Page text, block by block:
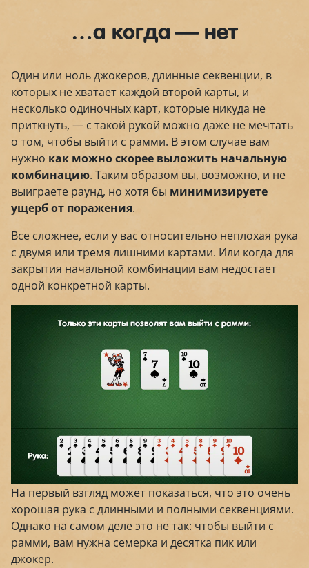
…а когда — нет
Один или ноль джокеров, длинные секвенции, в
которых не хватает каждой второй карты, и
несколько одиночных карт, которые никуда не
приткнуть, — с такой рукой можно даже не мечтать
о том, чтобы выйти с рамми. В этом случае вам
нужно как можно скорее выложить начальную
комбинацию. Таким образом вы, возможно, и не
выиграете раунд, но хотя бы минимизируете
ущерб от поражения.
Все сложнее, если у вас относительно неплохая рука
с двумя или тремя лишними картами. Или когда для
закрытия начальной комбинации вам недостает
одной конкретной карты.
На первый взгляд может показаться, что это очень
хорошая рука с длинными и полными секвенциями.
Однако на самом деле это не так: чтобы выйти с
рамми, вам нужна семерка и десятка пик или
джокер.